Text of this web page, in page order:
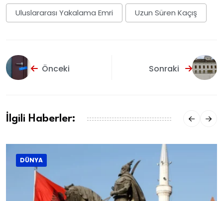
Uluslararası Yakalama Emri Uzun Süren Kaçış
Önceki Sonraki
İlgili Haberler:
DÜNYA